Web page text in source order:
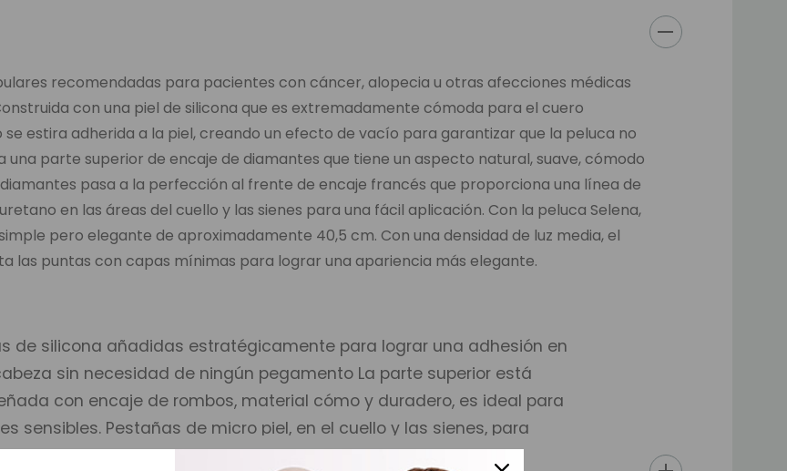
recomendadas para pacientes con cáncer, alopecia u otras afecciones médicas
con una piel de silicona que es extremadamente cómoda para el cuero
estira adherida a la piel, creando un efecto de vacío para garantizar que la peluca no
una parte superior de encaje de diamantes que tiene un aspecto natural, suave, cómodo
pasa a la perfección al frente de encaje francés que proporciona una línea de
en las áreas del cuello y las sienes para una fácil aplicación. Con la peluca Selena,
pero elegante de aproximadamente 40,5 cm. Con una densidad de luz media, el
las puntas con capas mínimas para lograr una apariencia más elegante.
de silicona añadidas estratégicamente para lograr una adhesión en
sin necesidad de ningún pegamento La parte superior está
con encaje de rombos, material cómo y duradero, es ideal para
sensibles. Pestañas de micro piel, en el cuello y las sienes, para
adhesivos más fácilmente Frente de tul francés para una línea de